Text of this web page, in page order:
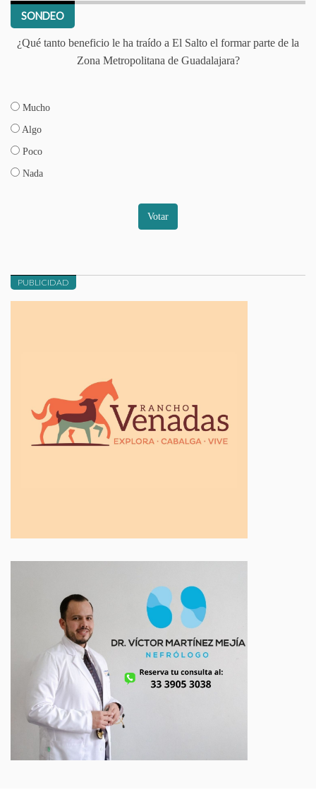
SONDEO
¿Qué tanto beneficio le ha traído a El Salto el formar parte de la
Zona Metropolitana de Guadalajara?
Mucho
Algo
Poco
Nada
Votar
PUBLICIDAD